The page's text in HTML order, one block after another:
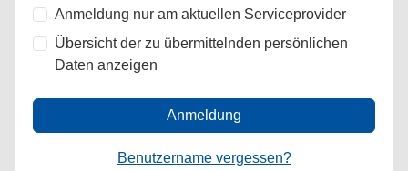
Anmeldung nur am aktuellen Serviceprovider
Übersicht der zu übermittelnden persönlichen
Daten anzeigen
Anmeldung
Benutzername vergessen?